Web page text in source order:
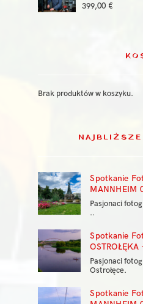
399,00 €
Brak produktów w koszyku.
Spotkanie
MANNHEIM
Pasjonaci
..
Spotkanie
OSTROŁĘKA
Pasjonaci
Ostrołęce.
Spotkanie